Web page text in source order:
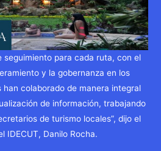
seguimiento para cada ruta, con el
y la gobernanza en los
colaborado de manera integral
de información, trabajando
de turismo locales”, dijo el
IDECUT, Danilo Rocha.